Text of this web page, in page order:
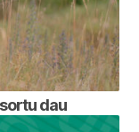
dau